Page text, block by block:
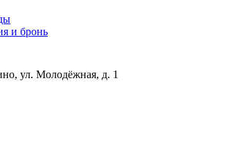
и бронь
ул. Молодёжная, д. 1